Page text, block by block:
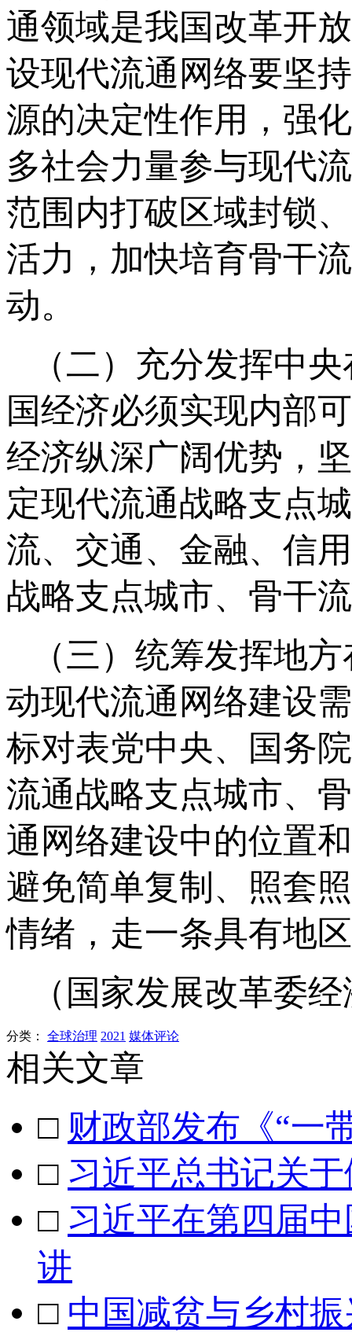
通领域是我国改革开
设现代流通网络要坚
源的决定性作用，强
多社会力量参与现代
范围内打破区域封锁
活力，加快培育骨干
动。
（二）充分发挥中
国经济必须实现内部
经济纵深广阔优势，
定现代流通战略支点
流、交通、金融、信
战略支点城市、骨干
（三）统筹发挥地
动现代流通网络建设
标对表党中央、国务
流通战略支点城市、
通网络建设中的位置
避免简单复制、照套
情绪，走一条具有地
（国家发展改革委
分类： 全球治理 2021 媒体评论
相关文章
□ 财政部发布《“一
□ 习近平总书记关
□ 习近平在第四届
讲
□ 中国减贫与乡村